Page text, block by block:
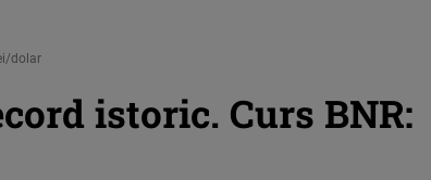
dolar
istoric. Curs BNR: